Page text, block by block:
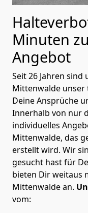
Minuten
Angebot
Seit 26 Jahren sind
Mittenwalde unser
Deine Ansprüche
Innerhalb von nur
individuelles
Mittenwalde, das
erstellt wird. Wir
gesucht hast für
bieten Dir weitaus
Mittenwalde an.
vom: